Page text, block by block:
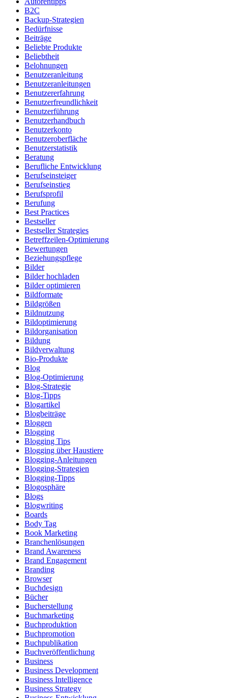
B2C
Backup-Strategien
Bedürfnisse
Beiträge
Beliebte Produkte
Beliebtheit
Belohnungen
Benutzeranleitung
Benutzeranleitungen
Benutzererfahrung
Benutzerfreundlichkeit
Benutzerführung
Benutzerhandbuch
Benutzerkonto
Benutzeroberfläche
Benutzerstatistik
Beratung
Berufliche Entwicklung
Berufseinsteiger
Berufseinstieg
Berufsprofil
Berufung
Best Practices
Bestseller
Bestseller Strategies
Betreffzeilen-Optimierung
Bewertungen
Beziehungspflege
Bilder
Bilder hochladen
Bilder optimieren
Bildformate
Bildgrößen
Bildnutzung
Bildoptimierung
Bildorganisation
Bildung
Bildverwaltung
Bio-Produkte
Blog
Blog-Optimierung
Blog-Strategie
Blog-Tipps
Blogartikel
Blogbeiträge
Bloggen
Blogging
Blogging Tips
Blogging über Haustiere
Blogging-Anleitungen
Blogging-Strategien
Blogging-Tipps
Blogosphäre
Blogs
Blogwriting
Boards
Body Tag
Book Marketing
Branchenlösungen
Brand Awareness
Brand Engagement
Branding
Browser
Buchdesign
Bücher
Bucherstellung
Buchmarketing
Buchproduktion
Buchpromotion
Buchpublikation
Buchveröffentlichung
Business
Business Development
Business Intelligence
Business Strategy